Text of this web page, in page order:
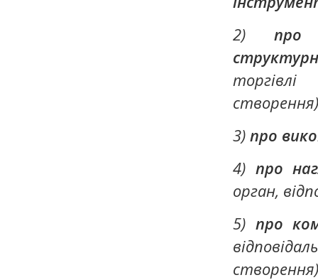
2) про
3) про
4) про
орган,
5) про